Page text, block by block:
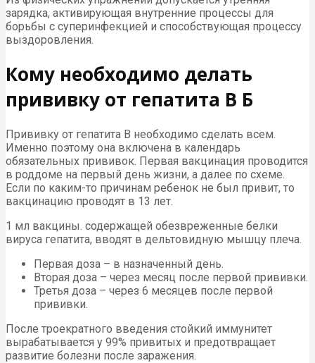
зарядка, активирующая внутренние процессы для
борьбы с суперинфекцией и способствующая процессу
выздоровления.
Кому необходимо делать
прививку от гепатита В Б
Прививку от гепатита В необходимо сделать всем.
Именно поэтому она включена в календарь
обязательных прививок. Первая вакцинация проводится
в роддоме на первый день жизни, а далее по схеме.
Если по каким-то причинам ребенок не был привит, то
вакцинацию проводят в 13 лет.
1 мл вакцины. содержащей обезвреженные белки
вируса гепатита, вводят в дельтовидную мышцу плеча.
Первая доза – в назначенный день.
Вторая доза – через месяц после первой прививки.
Третья доза – через 6 месяцев после первой
прививки.
После троекратного введения стойкий иммунитет
вырабатывается у 99% привитых и предотвращает
развитие болезни после заражения.